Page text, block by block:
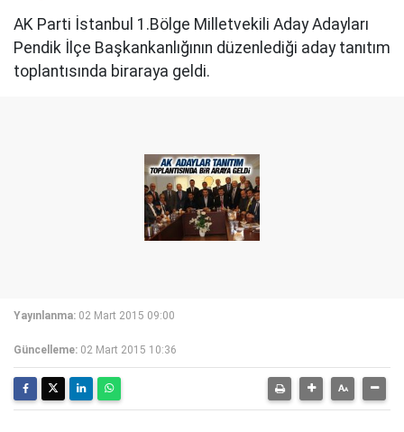
AK Parti İstanbul 1.Bölge Milletvekili Aday Adayları
Pendik İlçe Başkankanlığının düzenlediği aday tanıtım
toplantısında biraraya geldi.
Yayınlanma: 02 Mart 2015 09:00
Güncelleme: 02 Mart 2015 10:36